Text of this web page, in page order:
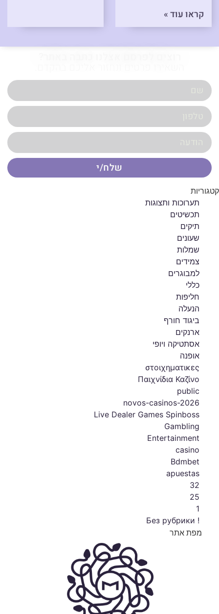
קראו עוד »
שלח/י
קטגוריות
תערוכות ותצוגות
תכשיטים
תיקים
שעונים
שמלות
צמידים
למבוגרים
כללי
חליפות
הנעלה
ביגוד חורף
ארנקים
אסתטיקה ויופי
אופנה
στοιχηματικες
Παιχνίδια Καζίνο
public
novos-casinos-2026
Live Dealer Games Spinboss
Gambling
Entertainment
casino
Bdmbet
apuestas
32
25
1
! Без рубрики
מפת אתר